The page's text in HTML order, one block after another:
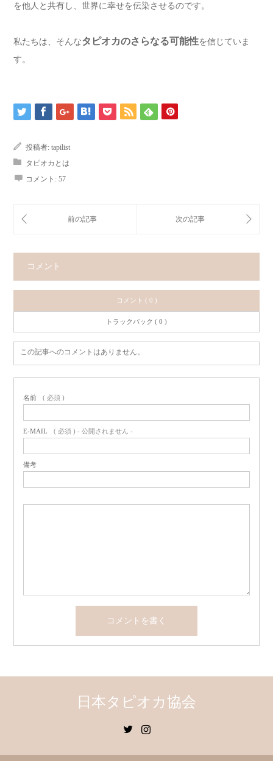
を他人と共有し、世界に幸せを伝染させるのです。
私たちは、そんな タピオカのさらなる可能性を信じていま
す。
投稿者: tapilist
タピオカとは
コメント: 57
コメント
コメント ( 0 )
トラックバック ( 0 )
この記事へのコメントはありません。
名前 ( 必須 )
E-MAIL ( 必須 ) - 公開されません -
備考
日本タピオカ協会